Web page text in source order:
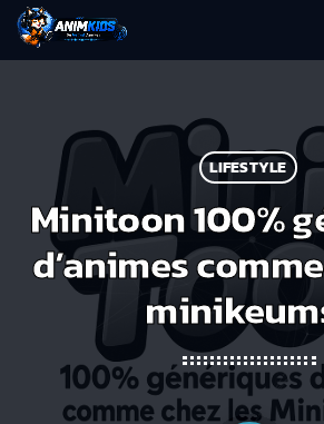
LIFESTYLE
Minitoon 100%
d’animes